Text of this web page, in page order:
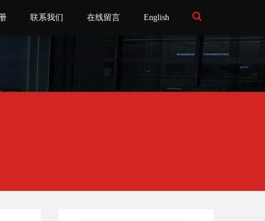
Toggle
Search
联系我们 在线留言 English